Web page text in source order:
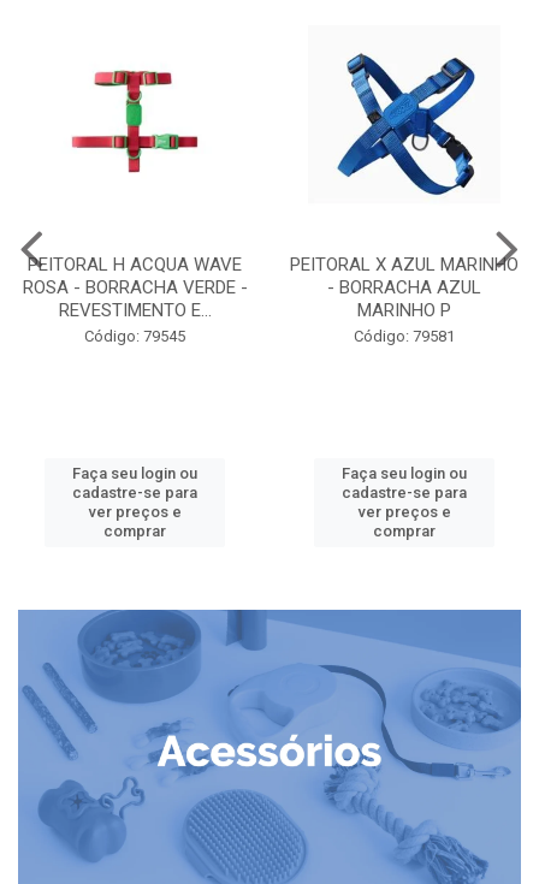
PEITORAL H ACQUA WAVE
ROSA - BORRACHA VERDE -
REVESTIMENTO E...
Código: 79545
Faça seu login ou
cadastre-se para
ver preços e
comprar
PEITORAL X AZUL MARINHO
- BORRACHA AZUL
MARINHO P
Código: 79581
Faça seu login ou
cadastre-se para
ver preços e
comprar